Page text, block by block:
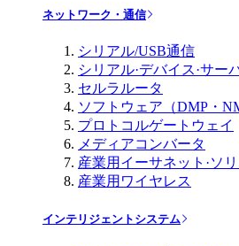
ネットワーク・通信
シリアル/USB通信
シリアル·デバイス·サー
セルラルータ
ソフトウェア（DMP・
プロトコルゲートウェイ
メディアコンバータ
産業用イーサネット·ソ
産業用ワイヤレス
インテリジェントシステム